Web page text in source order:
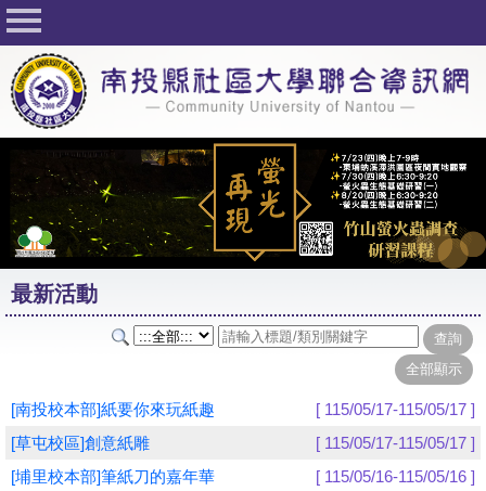
回首頁
關於社大
公佈欄
行事曆
最新活動
活動花絮
課程一覽表
志工與社團
友站連結
網路選課
最新活動
[南投校本部]紙要你來玩紙趣
[ 115/05/17-115/05/17 ]
[草屯校區]創意紙雕
[ 115/05/17-115/05/17 ]
[埔里校本部]筆紙刀的嘉年華
[ 115/05/16-115/05/16 ]